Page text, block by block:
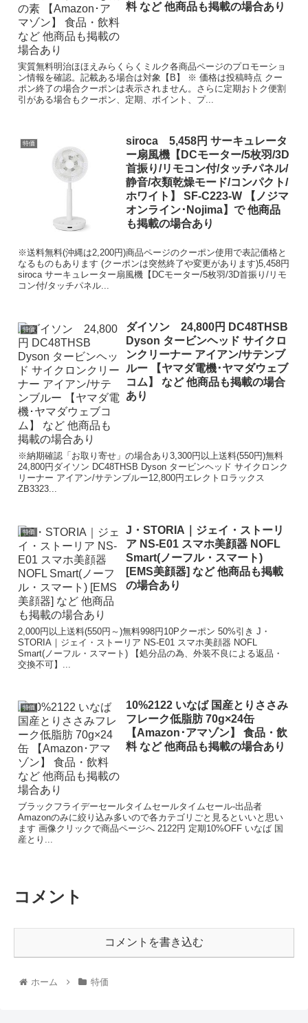
料 など 他商品も掲載の場合あり
実質無料明治ほほえみらくらくミルク各商品ページのプロモーショ
ン情報を確認。記載ある場合は対象【B】 ※ 価格は投稿時点 クー
ポン終了の場合クーポンは表示されません。さらに定期おトク便割
引がある場合もクーポン、定期、ポイント、プ...
特価
siroca 5,458円 サーキュレータ
ー扇風機【DCモーター/5枚羽/3D
首振り/リモコン付/タッチパネル/
静音/衣類乾燥モード/コンパクト/
ホワイト】 SF-C223-W 【ノジマ
オンライン･Nojima】で 他商品
も掲載の場合あり
※送料無料(沖縄は2,200円)商品ページのクーポン使用で表記価格と
なるものもあります (クーポンは突然終了や変更があります)5,458円
siroca サーキュレーター扇風機【DCモーター/5枚羽/3D首振り/リモ
コン付/タッチパネル...
特価
ダイソン 24,800円 DC48THSB
Dyson タービンヘッド サイクロ
ンクリーナー アイアン/サテンブ
ルー 【ヤマダ電機･ヤマダウェブ
コム】 など 他商品も掲載の場合
あり
※納期確認「お取り寄せ」の場合あり3,300円以上送料(550円)無料
24,800円ダイソン DC48THSB Dyson タービンヘッド サイクロンク
リーナー アイアン/サテンブルー12,800円エレクトロラックス
ZB3323...
特価
J・STORIA｜ジェイ・ストーリ
ア NS-E01 スマホ美顔器 NOFL
Smart(ノーフル・スマート)
[EMS美顔器] など 他商品も掲載
の場合あり
2,000円以上送料(550円～)無料998円10Pクーポン 50%引き J・
STORIA｜ジェイ・ストーリア NS-E01 スマホ美顔器 NOFL
Smart(ノーフル・スマート) 【処分品の為、外装不良による返品・
交換不可】...
特価
10%2122 いなば 国産とりささみ
フレーク低脂肪 70g×24缶
【Amazon･アマゾン】 食品・飲
料 など 他商品も掲載の場合あり
ブラックフライデーセールタイムセールタイムセール-出品者
Amazonのみに絞り込み多いので各カテゴリごと見るといいと思い
ます 画像クリックで商品ページへ 2122円 定期10%OFF いなば 国
産とり...
コメント
コメントを書き込む
ホーム 特価